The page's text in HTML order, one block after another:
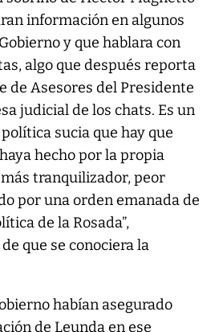
información en algunos
y que hablara con
algo que después reporta
de Asesores del Presidente
judicial de los chats. Es un
sucia que hay que
hecho por la propia
tranquilizador, peor
por una orden emanada de
de la Rosada”,
que se conociera la
habían asegurado
de Leunda en ese